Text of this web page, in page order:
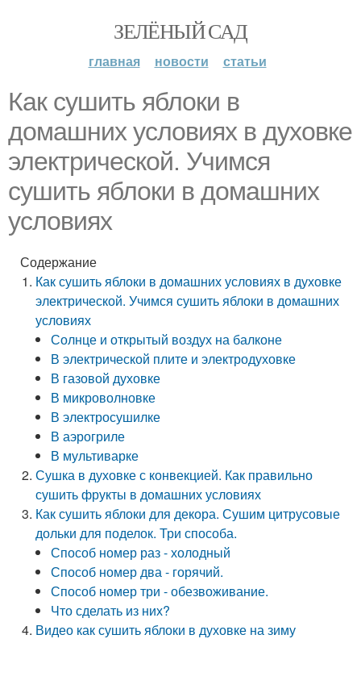
ЗЕЛЁНЫЙ САД
главная новости статьи
Как сушить яблоки в
домашних условиях в духовке
электрической. Учимся
сушить яблоки в домашних
условиях
Содержание
Как сушить яблоки в домашних условиях в духовке
электрической. Учимся сушить яблоки в домашних
условиях
Солнце и открытый воздух на балконе
В электрической плите и электродуховке
В газовой духовке
В микроволновке
В электросушилке
В аэрогриле
В мультиварке
Сушка в духовке с конвекцией. Как правильно
сушить фрукты в домашних условиях
Как сушить яблоки для декора. Сушим цитрусовые
дольки для поделок. Три способа.
Способ номер раз - холодный
Способ номер два - горячий.
Способ номер три - обезвоживание.
Что сделать из них?
Видео как сушить яблоки в духовке на зиму